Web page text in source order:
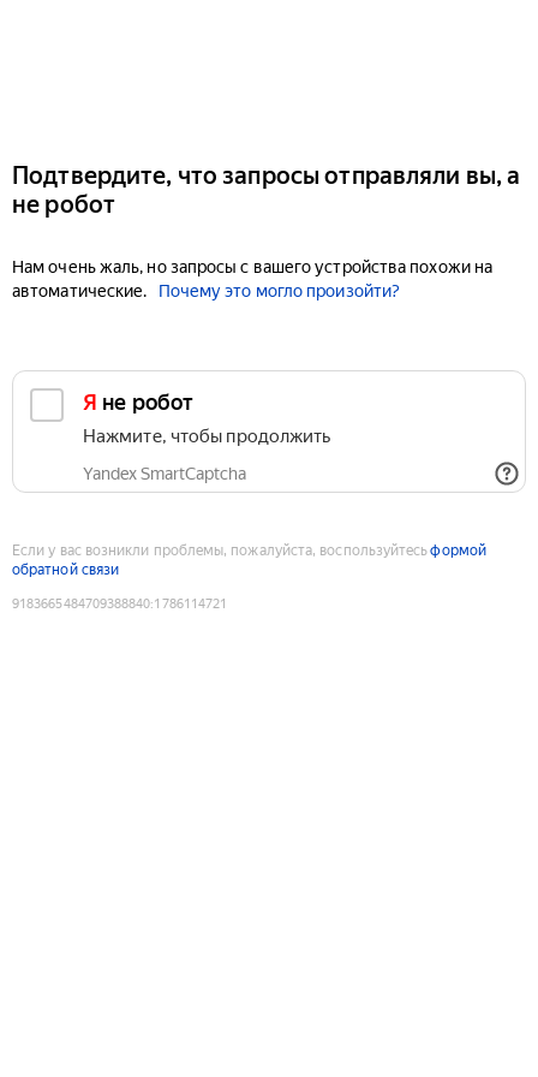
Подтвердите, что запросы отправляли вы, а
не робот
Нам очень жаль, но запросы с вашего устройства похожи на
автоматические.
Почему это могло произойти?
Я не робот
Нажмите, чтобы продолжить
Yandex SmartCaptcha
Если у вас возникли проблемы, пожалуйста, воспользуйтесьформой
обратной связи
9183665484709388840:1786114721